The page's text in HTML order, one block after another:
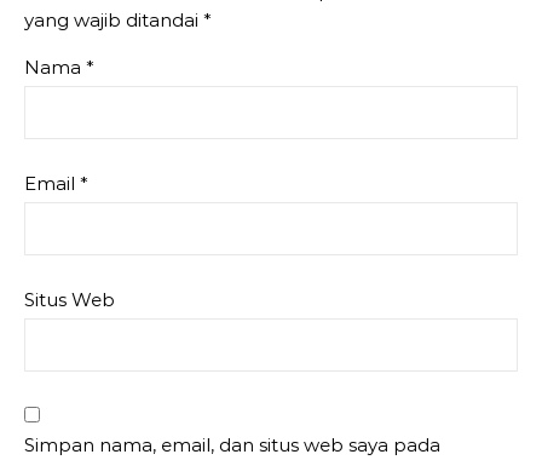
yang wajib ditandai *
Nama *
Email *
Situs Web
Simpan nama, email, dan situs web saya pada